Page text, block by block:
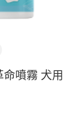
命噴霧 犬用